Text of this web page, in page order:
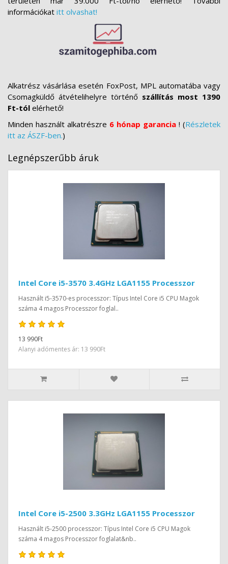
információkat itt olvashat!
Alkatrész vásárlása esetén FoxPost, MPL automatába vagy
Csomagküldő átvételihelyre történő szállítás most 1390
Ft-tól elérhető!
Minden használt alkatrészre 6 hónap garancia ! (Részletek
itt az ÁSZF-ben.)
Legnépszerűbb áruk
Intel Core i5-3570 3.4GHz LGA1155 Processzor
Használt i5-3570-es processzor: Típus Intel Core i5 CPU Magok
száma 4 magos Processzor foglal..
13 990Ft
Alanyi adómentes ár: 13 990Ft
Intel Core i5-2500 3.3GHz LGA1155 Processzor
Használt i5-2500 processzor: Típus Intel Core i5 CPU Magok
száma 4 magos Processzor foglalat&nb..